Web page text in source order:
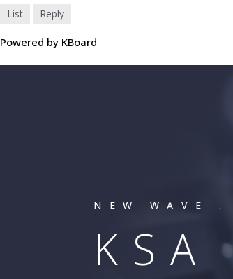
List Reply
Powered by KBoard
NEW WAVE .
KSA